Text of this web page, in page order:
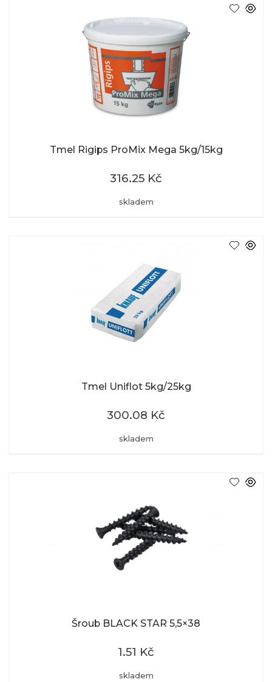
Tmel Rigips ProMix Mega 5kg/15kg
skladem
316.25 Kč
Tmel Uniflot 5kg/25kg
skladem
300.08 Kč
Šroub BLACK STAR 5,5×38
skladem
1.51 Kč